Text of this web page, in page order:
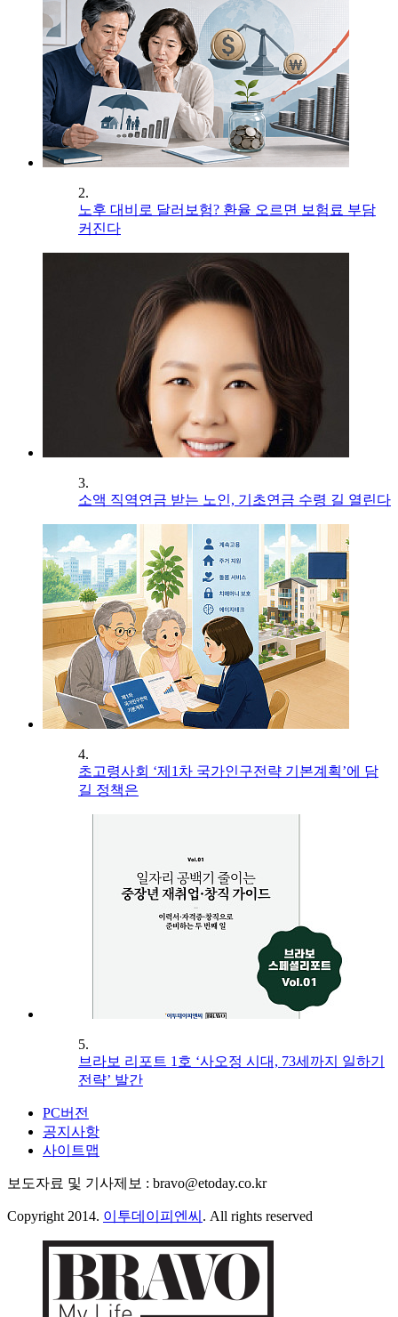
2.
노후 대비로 달러보험? 환율 오르면 보험료 부담
커진다
3.
소액 직역연금 받는 노인, 기초연금 수령 길 열린다
4.
초고령사회 ‘제1차 국가인구전략 기본계획’에 담
길 정책은
5.
브라보 리포트 1호 ‘사오정 시대, 73세까지 일하기
전략’ 발간
PC버전
공지사항
사이트맵
보도자료 및 기사제보 : bravo@etoday.co.kr
Copyright 2014. 이투데이피엔씨 . All rights reserved